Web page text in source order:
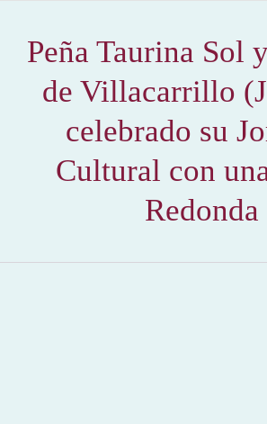
Peña Taurina Sol
de Villacarrillo
celebrado su
Cultural con
Redonda